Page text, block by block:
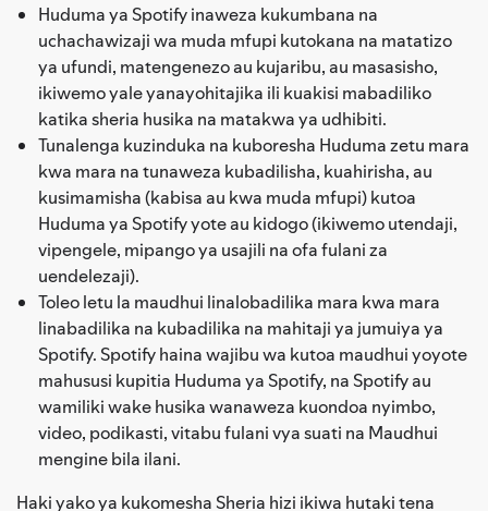
Huduma ya Spotify inaweza kukumbana na
uchachawizaji wa muda mfupi kutokana na matatizo
ya ufundi, matengenezo au kujaribu, au masasisho,
ikiwemo yale yanayohitajika ili kuakisi mabadiliko
katika sheria husika na matakwa ya udhibiti.
Tunalenga kuzinduka na kuboresha Huduma zetu mara
kwa mara na tunaweza kubadilisha, kuahirisha, au
kusimamisha (kabisa au kwa muda mfupi) kutoa
Huduma ya Spotify yote au kidogo (ikiwemo utendaji,
vipengele, mipango ya usajili na ofa fulani za
uendelezaji).
Toleo letu la maudhui linalobadilika mara kwa mara
linabadilika na kubadilika na mahitaji ya jumuiya ya
Spotify. Spotify haina wajibu wa kutoa maudhui yoyote
mahususi kupitia Huduma ya Spotify, na Spotify au
wamiliki wake husika wanaweza kuondoa nyimbo,
video, podikasti, vitabu fulani vya suati na Maudhui
mengine bila ilani.
Haki yako ya kukomesha Sheria hizi ikiwa hutaki tena